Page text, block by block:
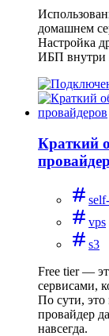
домашнем
Настройка
ИБП внутри
Краткий
vps
s3
Free tier —
сервисами,
По сути,
провайдер
навсегда.